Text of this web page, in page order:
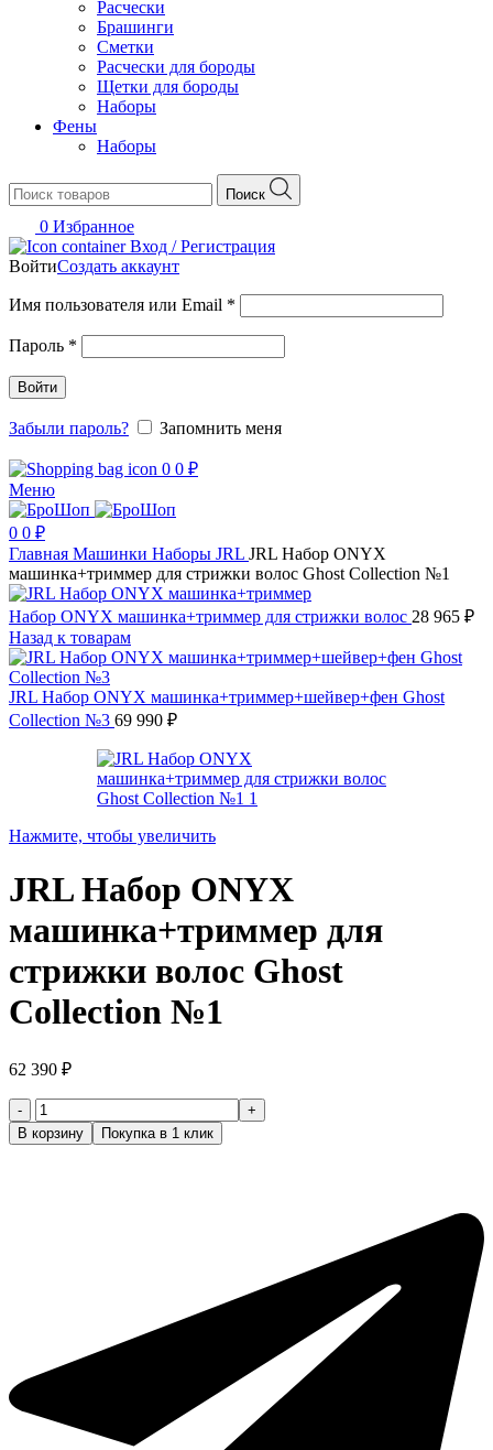
Расчески
Брашинги
Сметки
Расчески для бороды
Щетки для бороды
Наборы
Фены
Наборы
Поиск
0 Избранное
Вход / Регистрация
ВойтиСоздать аккаунт
Имя пользователя или Email *
Пароль *
Войти
Забыли пароль? Запомнить меня
0 0 ₽
Меню
0 0 ₽
Главная Машинки Наборы JRL JRL Набор ONYX
машинка+триммер для стрижки волос Ghost Collection №1
Набор ONYX машинка+триммер для стрижки волос 28 965 ₽
Назад к товарам
JRL Набор ONYX машинка+триммер+шейвер+фен Ghost
Collection №3 69 990 ₽
Нажмите, чтобы увеличить
JRL Набор ONYX
машинка+триммер для
стрижки волос Ghost
Collection №1
62 390 ₽
Количество
товара
JRL
В корзину Покупка в 1 клик